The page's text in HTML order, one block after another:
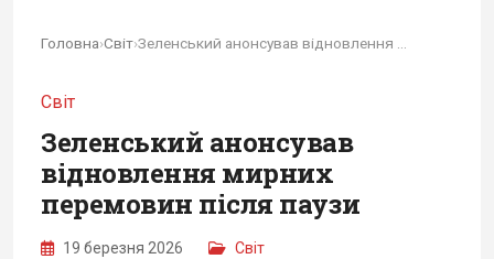
Головна›Світ›
Світ
Зеленський анонсував
відновлення мирних
перемовин після паузи
19 березня 2026 Світ